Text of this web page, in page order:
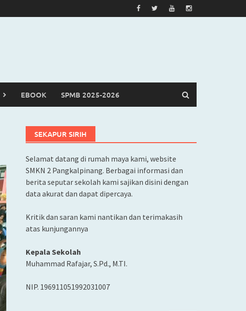
EBOOK SPMB 2025-2026
SEKAPUR SIRIH
Selamat datang di rumah maya kami, website
SMKN 2 Pangkalpinang. Berbagai informasi dan
berita seputar sekolah kami sajikan disini dengan
data akurat dan dapat dipercaya.
Kritik dan saran kami nantikan dan terimakasih
atas kunjungannya
Kepala Sekolah
Muhammad Rafajar, S.Pd., M.TI.
NIP. 196911051992031007